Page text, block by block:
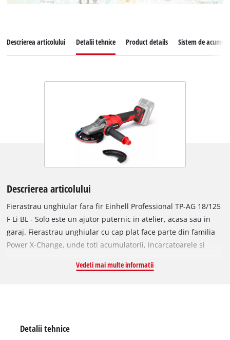
Descrierea articolului Detalii tehnice Product details Sistem de
Descrierea articolului
Fierastrau unghiular fara fir Einhell Professional TP-AG 18/125
F Li BL - Solo este un ajutor puternic in atelier, acasa sau in
garaj. Fierastrau unghiular cu cap plat face parte din familia
Power X-Change, unde toti acumulatorii, incarcatoarele si
Ah si acumulatorii mai puternici din serie ofera rezultate
Dupa inregistrarea online, motorul beneficiaza de o garantie
Vedeti mai multe informatii
Detalii tehnice